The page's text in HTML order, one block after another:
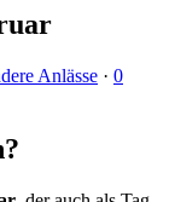
Anlässe · 0